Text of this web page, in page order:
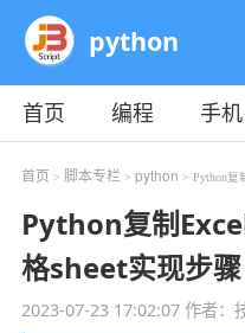
python
首页 编程 手机
教程
平面 服务
首页 > 脚本专栏> python > Python复
Python复制
格sheet实现步骤
2023-07-23 17:02:07作者：